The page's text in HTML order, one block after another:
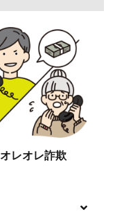
オレオレ詐欺